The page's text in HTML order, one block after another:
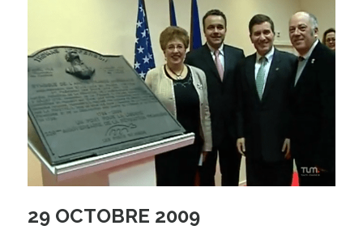
29 OCTOBRE 2009